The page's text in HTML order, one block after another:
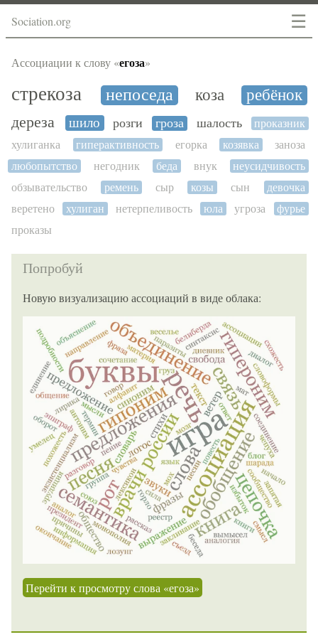
☰
Sociation.org
Ассоциации к слову «егоза»
стрекоза непоседа коза ребёнок
дереза шило розги гроза шалость
проказник
хулиганка
гиперактивность егорка козявка
заноза
любопытство
негодник беда внук
неусидчивость
обзывательство
ремень сыр козы сын
девочка
веретено
хулиган нетерпеливость юла угроза
фурье
проказы
Попробуй
Новую визуализацию ассоциаций в виде облака:
Перейти к просмотру слова «егоза»